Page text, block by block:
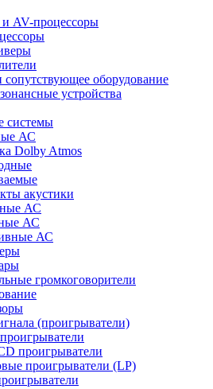
AV-процессоры
сопутствующее оборудование
устройства
системы
АС
Dolby Atmos
акустики
АС
АС
АС
громкоговорители
(проигрыватели)
проигрыватели
проигрыватели (LP)